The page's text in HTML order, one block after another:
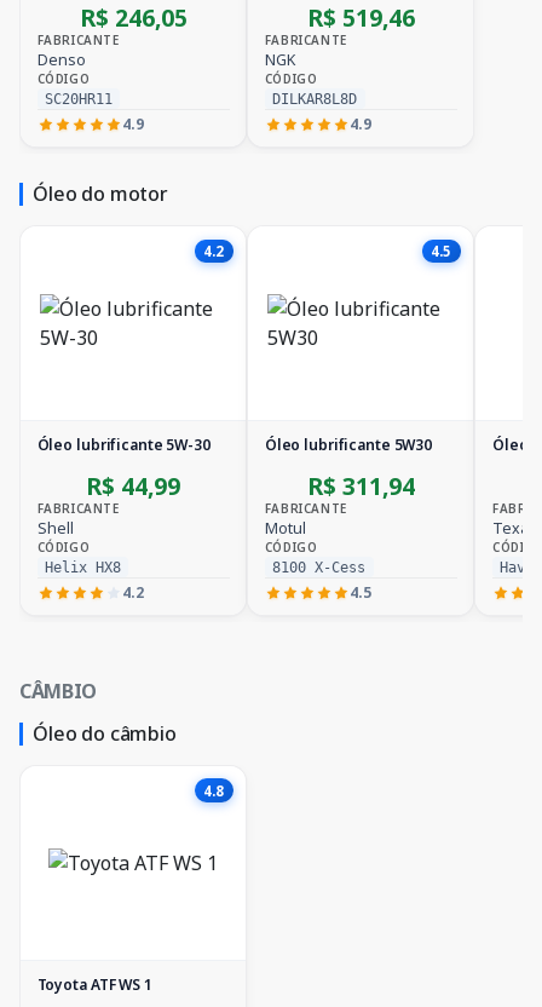
R$ 246,05
FABRICANTE
Denso
CÓDIGO
SC20HR11
4.9
R$ 519,46
FABRICANTE
NGK
CÓDIGO
DILKAR8L8D
4.9
Óleo do motor
4.2
Óleo lubrificante 5W-30
R$ 44,99
FABRICANTE
Shell
CÓDIGO
Helix HX8
4.2
4.5
Óleo lubrificante 5W30
R$ 311,94
FABRICANTE
Motul
CÓDIGO
8100 X-Cess
4.5
Óleo
CÂMBIO
Óleo do câmbio
4.8
Toyota ATF WS 1